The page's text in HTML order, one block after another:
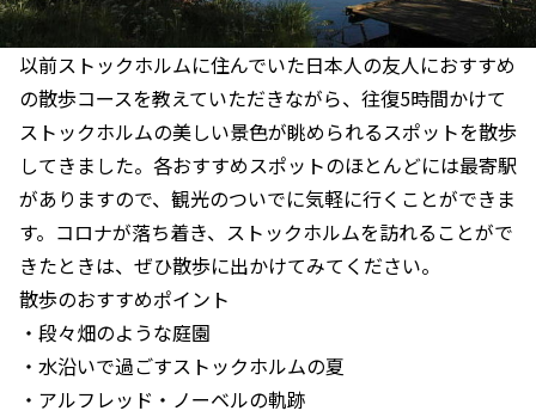
以前ストックホルムに住んでいた日本人の友人におすすめ
の散歩コースを教えていただきながら、往復5時間かけて
ストックホルムの美しい景色が眺められるスポットを散歩
してきました。各おすすめスポットのほとんどには最寄駅
がありますので、観光のついでに気軽に行くことができま
す。コロナが落ち着き、ストックホルムを訪れることがで
きたときは、ぜひ散歩に出かけてみてください。
散歩のおすすめポイント
・段々畑のような庭園
・水沿いで過ごすストックホルムの夏
・アルフレッド・ノーベルの軌跡